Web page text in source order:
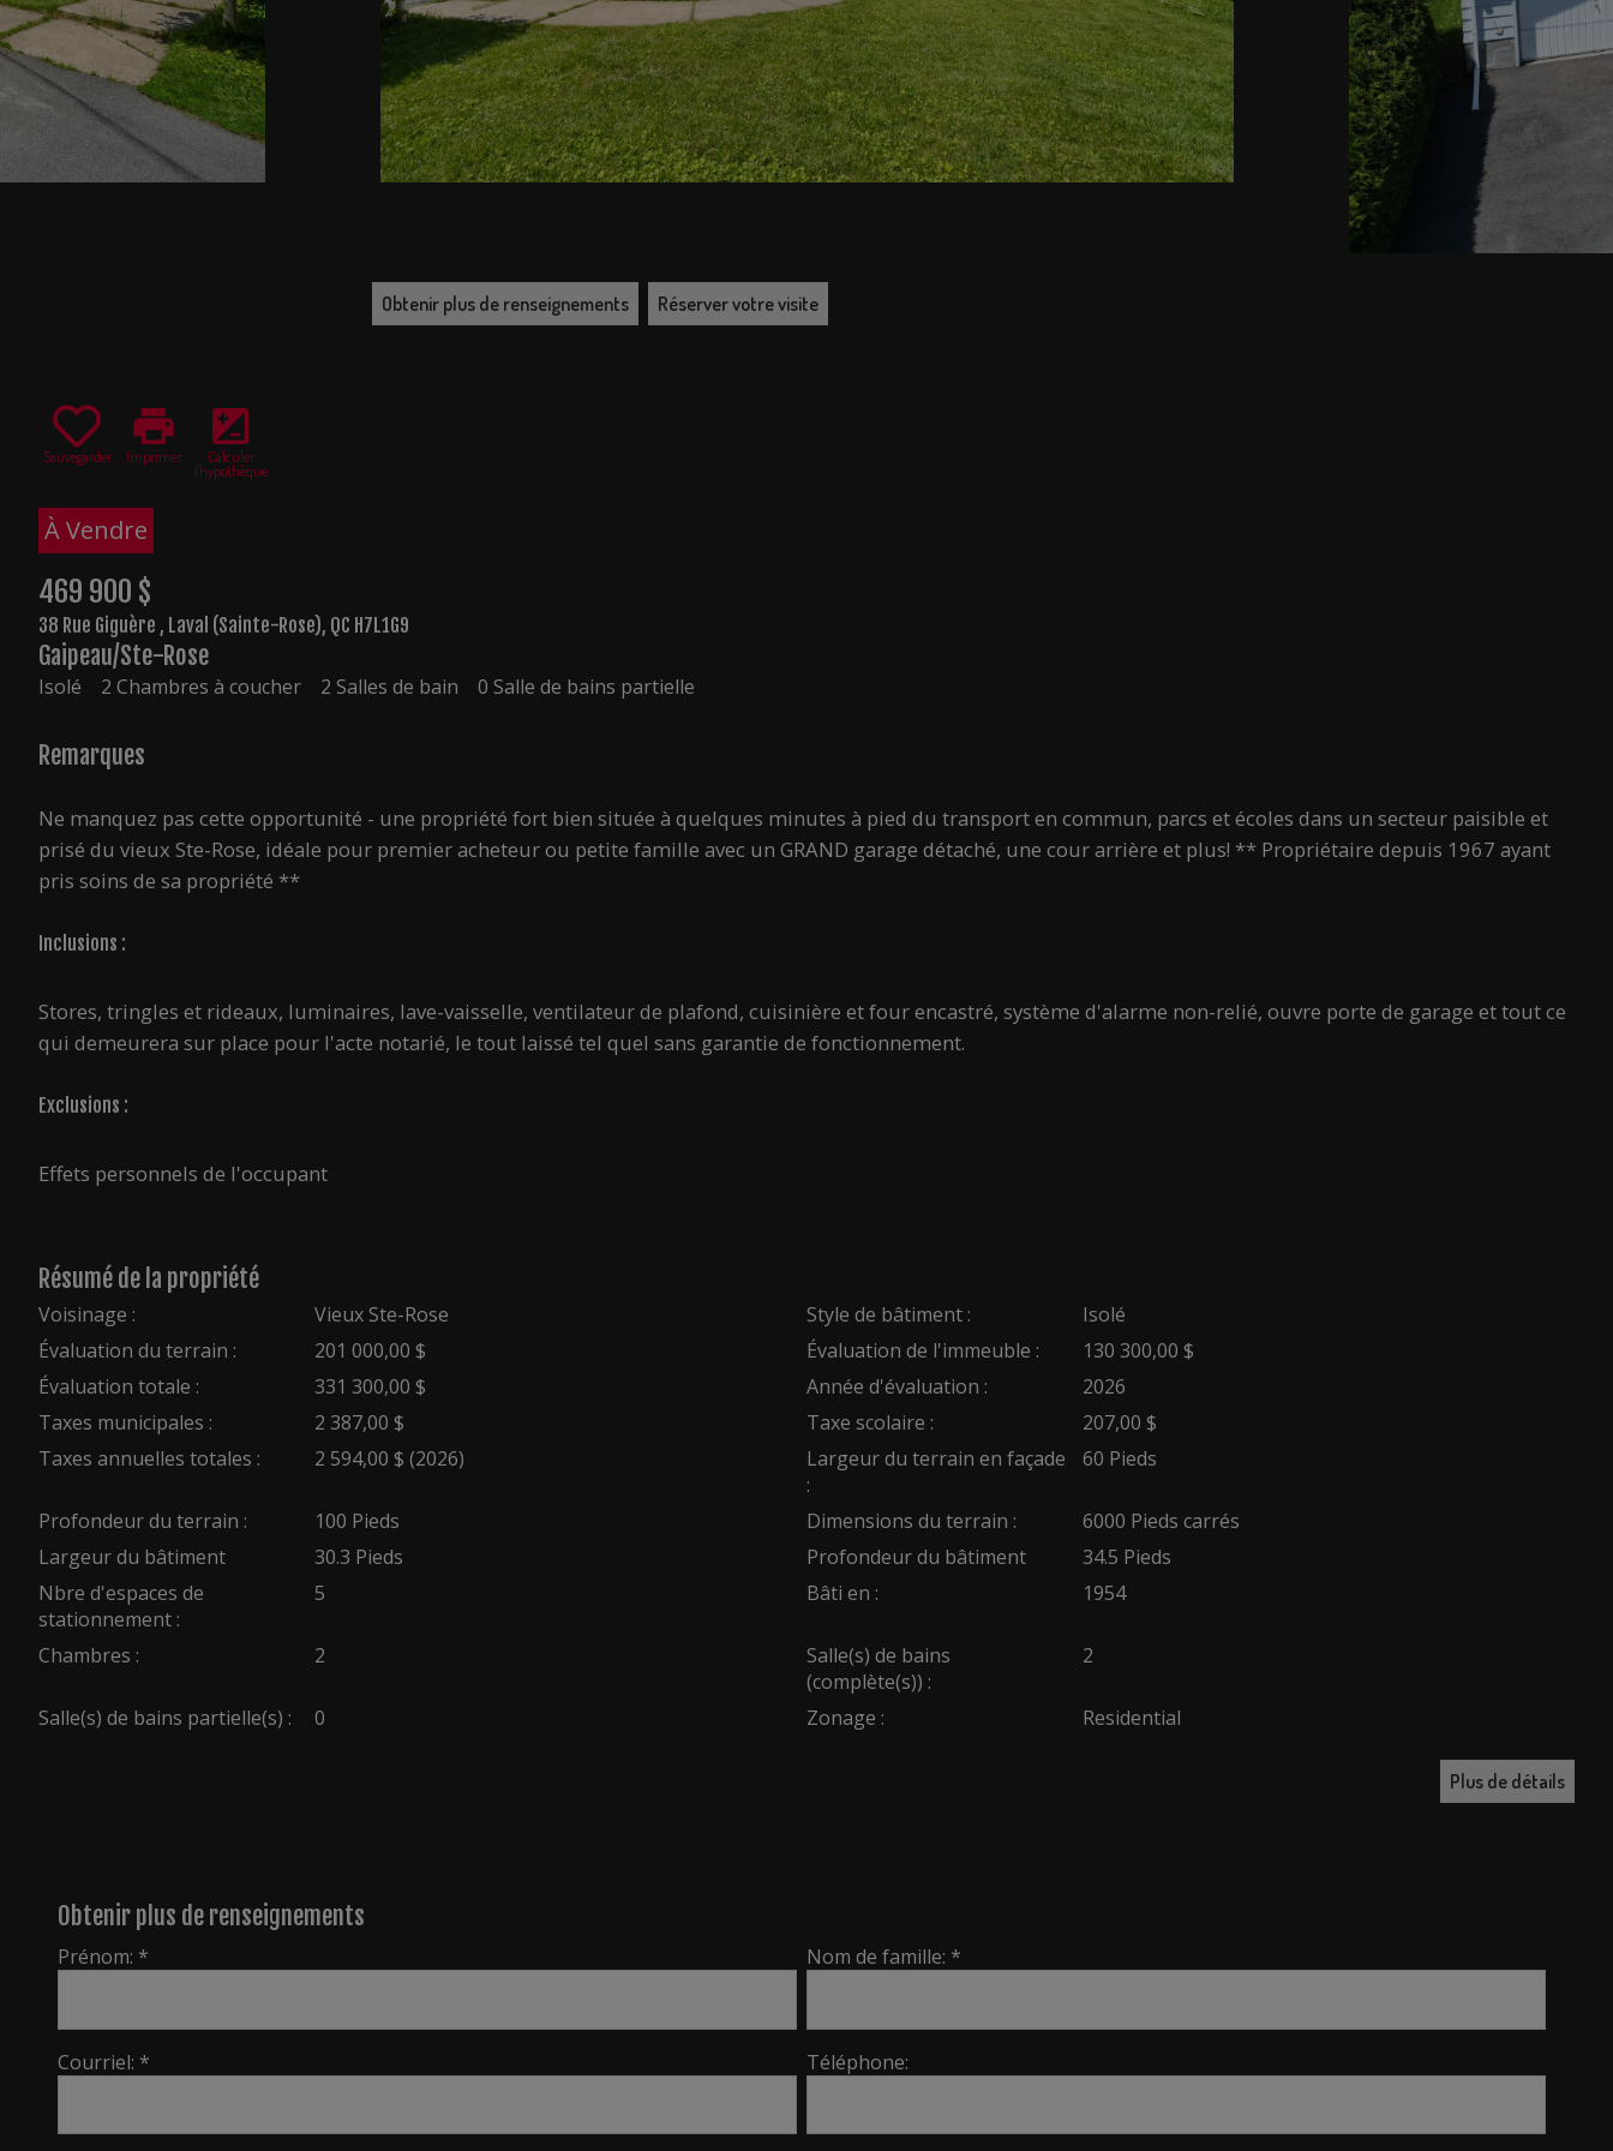
Obtenir plus de renseignements Réserver votre visite
Sauvegarder
print
Imprimer
iso
Calculer
l'hypothèque
À Vendre
469 900 $
38 Rue Giguère , Laval (Sainte-Rose), QC H7L1G9
Gaipeau/Ste-Rose
Isolé 2 Chambres à coucher 2 Salles de bain 0 Salle de bains partielle
Remarques
Ne manquez pas cette opportunité - une propriété fort bien située à quelques minutes à pied du transport en commun, parcs et écoles dans un secteur paisible et
prisé du vieux Ste-Rose, idéale pour premier acheteur ou petite famille avec un GRAND garage détaché, une cour arrière et plus! ** Propriétaire depuis 1967 ayant
pris soins de sa propriété **
Inclusions :
Stores, tringles et rideaux, luminaires, lave-vaisselle, ventilateur de plafond, cuisinière et four encastré, système d'alarme non-relié, ouvre porte de garage et tout ce
qui demeurera sur place pour l'acte notarié, le tout laissé tel quel sans garantie de fonctionnement.
Exclusions :
Effets personnels de l'occupant
Résumé de la propriété
Voisinage : Vieux Ste-Rose Style de bâtiment :
Isolé
Évaluation du terrain :
201 000,00 $ Évaluation de l'immeuble :
130 300,00 $
Évaluation totale :
331 300,00 $ Année d'évaluation :
2026
Taxes municipales :
2 387,00 $ Taxe scolaire :
207,00 $
Taxes annuelles totales :
2 594,00 $ (2026)
Largeur du terrain en façade
:
60 Pieds
Profondeur du terrain : 100 Pieds Dimensions du terrain :
6000 Pieds carrés
Largeur du bâtiment
30.3 Pieds Profondeur du bâtiment
34.5 Pieds
Nbre d'espaces de
stationnement :
5 Bâti en : 1954
Chambres : 2
Salle(s) de bains
(complète(s)) :
2
Salle(s) de bains partielle(s) : 0 Zonage : Residential
Plus de détails
Obtenir plus de renseignements
Prénom: * Nom de famille: *
Courriel: * Téléphone: